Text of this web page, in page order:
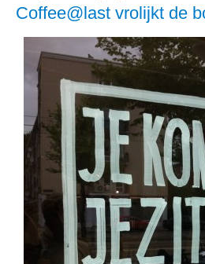
Coffee@last vrolijkt de